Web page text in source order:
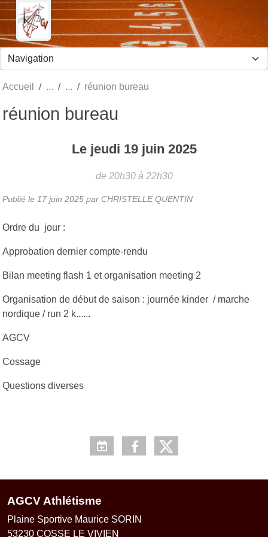
Accueil réunion bureau
réunion bureau
Le jeudi 19 juin 2025
de 20h30 à 22h30
Publié le 17 juin 2025 par CHRISTELLE QUENTIN
Ordre du jour :
Approbation dernier compte-rendu
Bilan meeting flash 1 et organisation meeting 2
Organisation de début de saison : journée kinder / marche
nordique / run 2 k......
AGCV
Cossage
Questions diverses
AGCV Athlétisme
Plaine Sportive Maurice SORIN
53230 COSSE LE VIVIEN
Panneau de gestion des cookies